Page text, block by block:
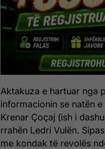
Aktakuza e hartuar nga
informacionin se natën
Krenar Çoçaj (ish i
rrahën Ledri Vulën.
me kondak të revolës